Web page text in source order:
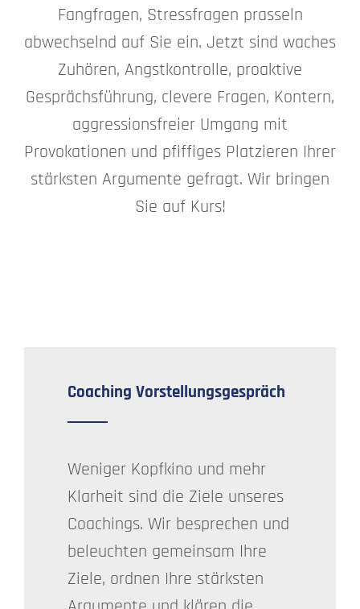
Fangfragen, Stressfragen prasseln
abwechselnd auf Sie ein. Jetzt sind waches
Zuhören, Angstkontrolle, proaktive
Gesprächsführung, clevere Fragen, Kontern,
aggressionsfreier Umgang mit
Provokationen und pfiffiges Platzieren Ihrer
stärksten Argumente gefragt. Wir bringen
Sie auf Kurs!
Coaching Vorstellungsgespräch
Weniger Kopfkino und mehr
Klarheit sind die Ziele unseres
Coachings. Wir besprechen und
beleuchten gemeinsam Ihre
Ziele, ordnen Ihre stärksten